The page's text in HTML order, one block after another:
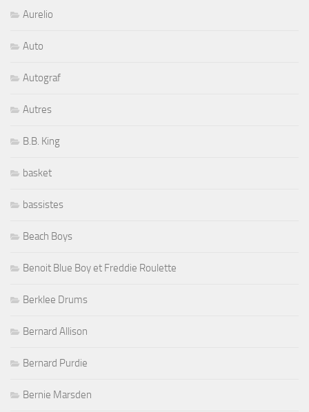
Aurelio
Auto
Autograf
Autres
B.B. King
basket
bassistes
Beach Boys
Benoit Blue Boy et Freddie Roulette
Berklee Drums
Bernard Allison
Bernard Purdie
Bernie Marsden